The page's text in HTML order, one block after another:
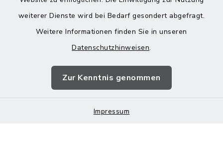
weiterer Dienste wird bei Bedarf gesondert abgefragt.
Weitere Informationen finden Sie in unseren
Datenschutzhinweisen.
Zur Kenntnis genommen
Impressum
Barrierefreiheit
Impressum
Sitemap